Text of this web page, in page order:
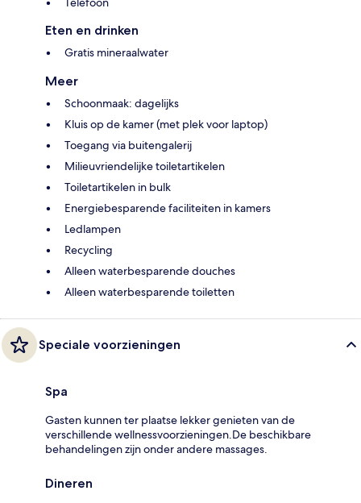
Eten en drinken
Gratis mineraalwater
Meer
Schoonmaak: dagelijks
Kluis op de kamer (met plek voor laptop)
Toegang via buitengalerij
Milieuvriendelijke toiletartikelen
Toiletartikelen in bulk
Energiebesparende faciliteiten in kamers
Ledlampen
Recycling
Alleen waterbesparende douches
Alleen waterbesparende toiletten
Speciale voorzieningen
Spa
Gasten kunnen ter plaatse lekker genieten van de
verschillende wellnessvoorzieningen.De beschikbare
behandelingen zijn onder andere massages.
Dineren